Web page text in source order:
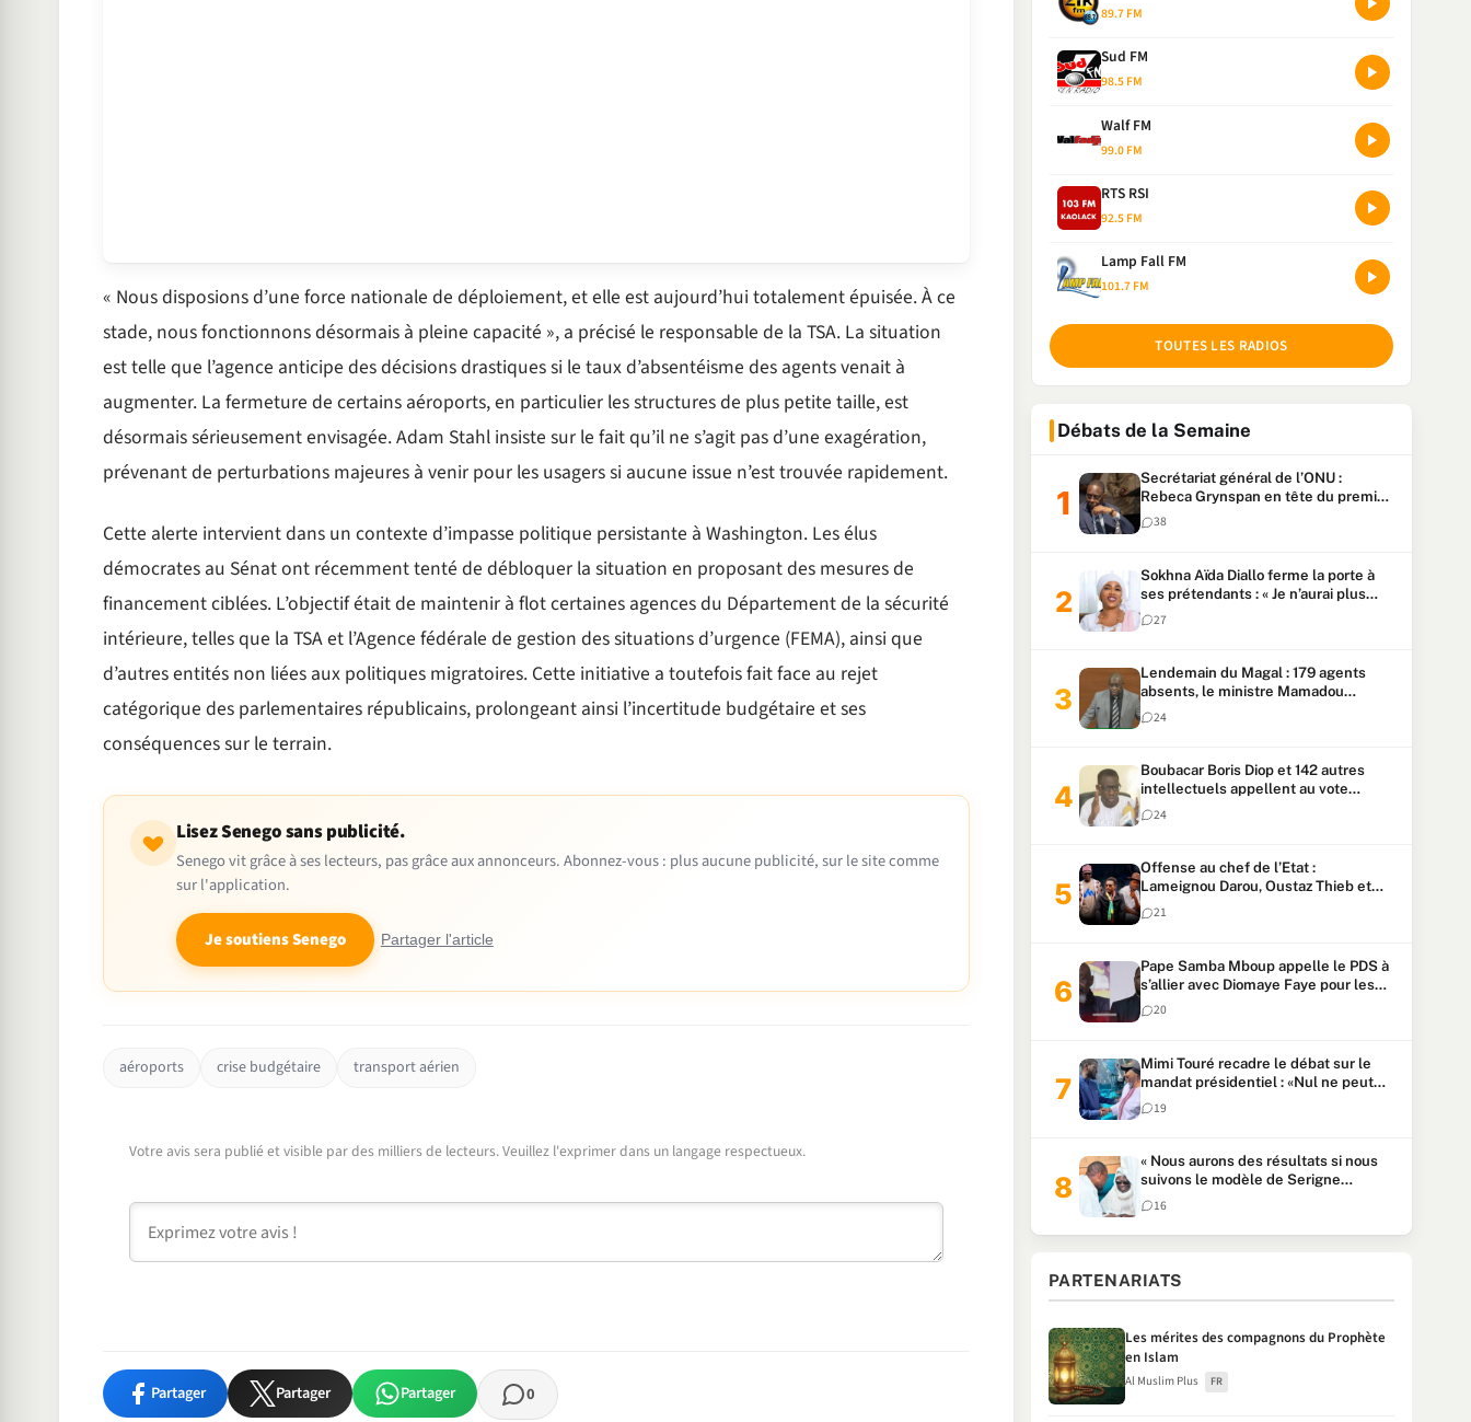
« Nous disposions d’une force nationale de déploiement, et elle est aujourd’hui totalement épuisée. À ce
stade, nous fonctionnons désormais à pleine capacité », a précisé le responsable de la TSA. La situation
est telle que l’agence anticipe des décisions drastiques si le taux d’absentéisme des agents venait à
augmenter. La fermeture de certains aéroports, en particulier les structures de plus petite taille, est
désormais sérieusement envisagée. Adam Stahl insiste sur le fait qu’il ne s’agit pas d’une exagération,
prévenant de perturbations majeures à venir pour les usagers si aucune issue n’est trouvée rapidement.
Cette alerte intervient dans un contexte d’impasse politique persistante à Washington. Les élus
démocrates au Sénat ont récemment tenté de débloquer la situation en proposant des mesures de
financement ciblées. L’objectif était de maintenir à flot certaines agences du Département de la sécurité
intérieure, telles que la TSA et l’Agence fédérale de gestion des situations d’urgence (FEMA), ainsi que
d’autres entités non liées aux politiques migratoires. Cette initiative a toutefois fait face au rejet
catégorique des parlementaires républicains, prolongeant ainsi l’incertitude budgétaire et ses
conséquences sur le terrain.
Lisez Senego sans publicité.
Senego vit grâce à ses lecteurs, pas grâce aux annonceurs. Abonnez-vous : plus aucune publicité, sur le site comme
sur l'application.
Je soutiens Senego Partager l'article
aéroports crise budgétaire transport aérien
Votre avis sera publié et visible par des milliers de lecteurs. Veuillez l'exprimer dans un langage respectueux.
Partager Partager Partager 0
89.7 FM
Sud FM
98.5 FM
Walf FM
99.0 FM
RTS RSI
92.5 FM
Lamp Fall FM
101.7 FM
TOUTES LES RADIOS
Débats de la Semaine
Secrétariat général de l’ONU :
Rebeca Grynspan en tête du premier
vote, Macky Sall pointe à la 5ᵉ place
38
Sokhna Aïda Diallo ferme la porte à
ses prétendants : « Je n’aurai plus
jamais un autre mari »
27
Lendemain du Magal : 179 agents
absents, le ministre Mamadou
Lamine Dianté exige des explications
24
Boubacar Boris Diop et 142 autres
intellectuels appellent au vote
urgent de la révision
constitutionnelle
24
Offense au chef de l’Etat :
Lameignou Darou, Oustaz Thieb et
Ndiaye Touba lourdement
condamnés
21
Pape Samba Mboup appelle le PDS à
s’allier avec Diomaye Faye pour les
locales et tacle Sonko
20
Mimi Touré recadre le débat sur le
mandat présidentiel : «Nul ne peut
faire plus de deux mandats
consécutifs de 5 ans»
19
« Nous aurons des résultats si nous
suivons le modèle de Serigne
Touba » : Ousmane Sonko au Khalife
Serigne Mountakha
16
PARTENARIATS
Les mérites des compagnons du Prophète
en Islam
Al Muslim Plus FR